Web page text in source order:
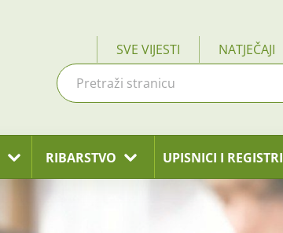
SVE VIJESTI NATJEČAJI
RIBARSTVO UPISNICI I REGISTRI